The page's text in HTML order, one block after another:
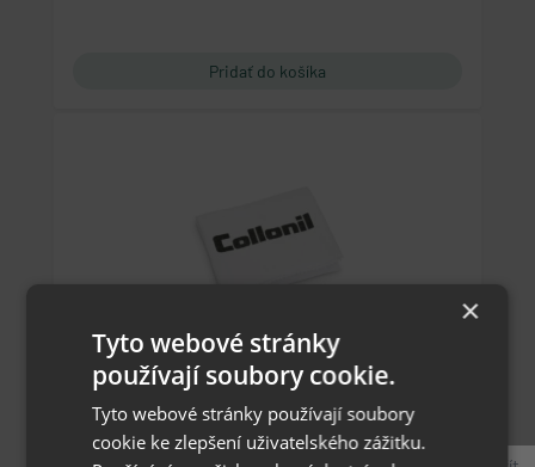
Collonil leštící a nanášecí hadřík
×
Tyto webové stránky
používají soubory cookie.
Tyto webové stránky používají soubory
cookie ke zlepšení uživatelského zážitku.